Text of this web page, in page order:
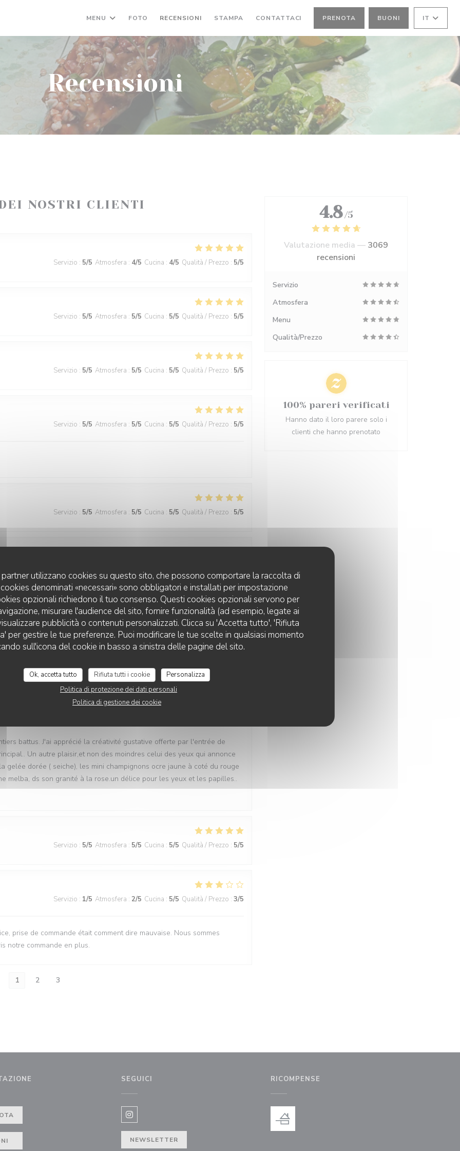
utilizzano cookies su questo sito, che possono comportare la raccolta di
denominati «necessari» sono obbligatori e installati per impostazione
opzionali richiedono il tuo consenso. Questi cookies opzionali servono per
misurare l'audience del sito, fornire funzionalità (ad esempio, legate ai
pubblicità o contenuti personalizzati. Clicca su 'Accetta tutto', 'Rifiuta
per gestire le tue preferenze. Puoi modificare le tue scelte in qualsiasi momento
sull'icona del cookie in basso a sinistra delle pagine del sito.
Ok, accetta tutto Rifiuta tutti i cookie
Personalizza
Politica di protezione dei dati personali
Politica di gestione dei cookie
MENU FOTO RECENSIONI STAMPA CONTATTACI PRENOTA BUONI IT
Recensioni
NOSTRI CLIENTI
Servizio : 5/5 Atmosfera : 4/5 Cucina : 4/5 Qualità / Prezzo : 5/5
Servizio : 5/5 Atmosfera : 5/5 Cucina : 5/5 Qualità / Prezzo : 5/5
Servizio : 5/5 Atmosfera : 5/5 Cucina : 5/5 Qualità / Prezzo : 5/5
Servizio : 5/5 Atmosfera : 5/5 Cucina : 5/5 Qualità / Prezzo : 5/5
Servizio : 5/5 Atmosfera : 5/5 Cucina : 5/5 Qualità / Prezzo : 5/5
Servizio: 5 /5 Atmosfera:5/5 Cucina:5/5 Qualità / Prezzo:5/5
Servizio:4/5 Atmosfera:4/5 Cucina
battus. J'ai apprécié la créativité gustative offerte par l'entrée de
Un autre plaisir,et non des moindres celui des yeux qui annonce
gelée dorée ( seiche), les mini champignons ocre jaune à coté du rouge
melba, ds son granité à la rose.un délice pour les yeux et les papilles..
Servizio : 5/5 Atmosfera : 5/5 Cucina : 5/5 Qualità / Prezzo : 5/5
Servizio : 1/5 Atmosfera : 2/5 Cucina : 5/5 Qualità / Prezzo : 3/5
prise de commande était comment dire mauvaise. Nous sommes
notre commande en plus.
1 2 3
4.8 /5
Valutazione media — 3069
recensioni
Servizio
Atmosfera
Menu
Qualità/Prezzo
100% pareri verificati
Hanno dato il loro parere solo i
clienti che hanno prenotato
SEGUICI
Instagram ((apre una nuova finestra))
NEWSLETTER
RICOMPENSE